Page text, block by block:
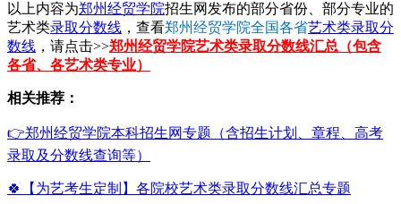
以上内容为郑州经贸学院招生网发布的部分省份、部分专业的
艺术类录取分数线 ，查看郑州经贸学院全国各省艺术类录取分
数线 ，请点击>>郑州经贸学院艺术类录取分数线汇总（包含
各省、各艺术类专业）
相关推荐：
👉郑州经贸学院本科招生网专题（含招生计划、章程、高考
录取及分数线查询等）
🍀【为艺考生定制】各院校艺术类录取分数线汇总专题